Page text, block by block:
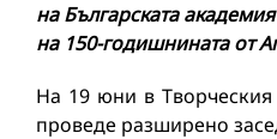
на Българската
на 150-годишнината от
На 19 юни в
проведе разширено